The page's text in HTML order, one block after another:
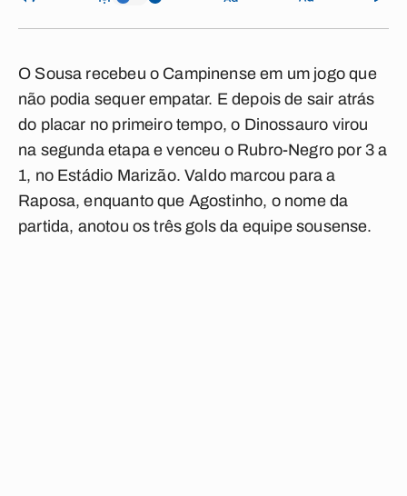
O Sousa recebeu o Campinense em um jogo que
não podia sequer empatar. E depois de sair atrás
do placar no primeiro tempo, o Dinossauro virou
na segunda etapa e venceu o Rubro-Negro por 3 a
1, no Estádio Marizão. Valdo marcou para a
Raposa, enquanto que Agostinho, o nome da
partida, anotou os três gols da equipe sousense.